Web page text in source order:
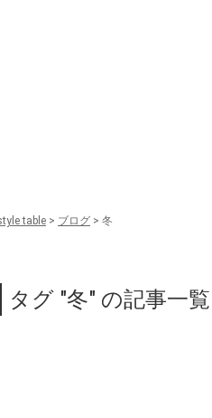
table > ブログ > 冬
タグ "冬" の記事一覧